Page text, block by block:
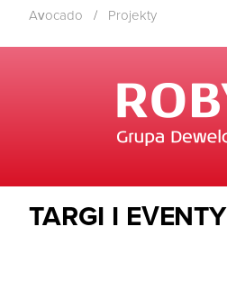
Avocado / Projekty
TARGI I EVENTY